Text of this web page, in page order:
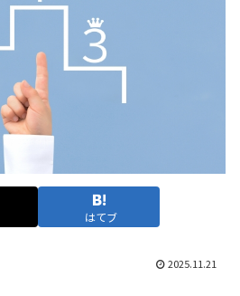
はてブ
2025.11.21